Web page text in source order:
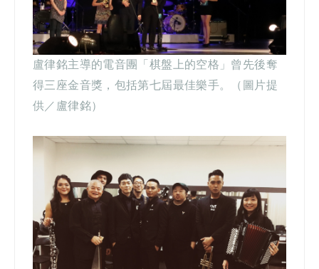
盧律銘主導的電音團「棋盤上的空格」曾先後奪
得三座金音獎，包括第七屆最佳樂手。（圖片提
供／盧律銘）